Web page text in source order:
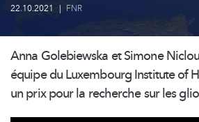
22.10.2021 | FNR
Anna Golebiewska et Simone
équipe du Luxembourg Institute of
un prix pour la recherche sur les